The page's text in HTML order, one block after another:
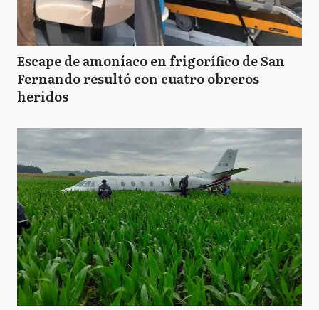
Escape de amoníaco en frigorífico de San
Fernando resultó con cuatro obreros
heridos